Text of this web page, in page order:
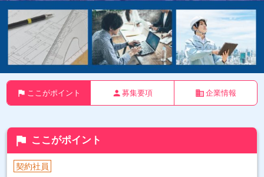
flag ここがポイント person 募集要項 business 企業情報
flag ここがポイント
契約社員